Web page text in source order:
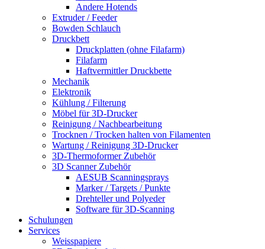
Andere Hotends
Extruder / Feeder
Bowden Schlauch
Druckbett
Druckplatten (ohne Filafarm)
Filafarm
Haftvermittler Druckbette
Mechanik
Elektronik
Kühlung / Filterung
Möbel für 3D-Drucker
Reinigung / Nachbearbeitung
Trocknen / Trocken halten von Filamenten
Wartung / Reinigung 3D-Drucker
3D-Thermoformer Zubehör
3D Scanner Zubehör
AESUB Scanningsprays
Marker / Targets / Punkte
Drehteller und Polyeder
Software für 3D-Scanning
Schulungen
Services
Weisspapiere